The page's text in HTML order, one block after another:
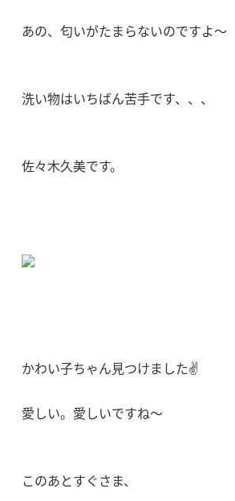
あの、匂いがたまらないのですよ〜
洗い物はいちばん苦手です、、、
佐々木久美です。
かわい子ちゃん見つけました✌️
愛しい。愛しいですね〜
このあとすぐさま、